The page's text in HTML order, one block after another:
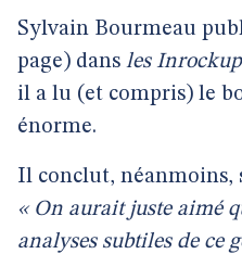
Sylvain Bourmeau
page) dans les
il a lu (et compris) le
énorme.
Il conclut, néanmoins,
« On aurait juste aimé
analyses subtiles de ce